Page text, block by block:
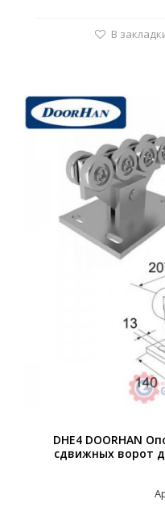
В
DHE4 DOORHAN
сдвижных ворот